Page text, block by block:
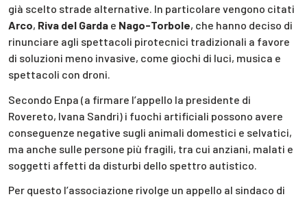
già scelto strade alternative. In particolare vengono citati
Arco, Riva del Garda e Nago-Torbole, che hanno deciso di
rinunciare agli spettacoli pirotecnici tradizionali a favore
di soluzioni meno invasive, come giochi di luci, musica e
spettacoli con droni.
Secondo Enpa (a firmare l’appello la presidente di
Rovereto, Ivana Sandri) i fuochi artificiali possono avere
conseguenze negative sugli animali domestici e selvatici,
ma anche sulle persone più fragili, tra cui anziani, malati e
soggetti affetti da disturbi dello spettro autistico.
Per questo l’associazione rivolge un appello al sindaco di